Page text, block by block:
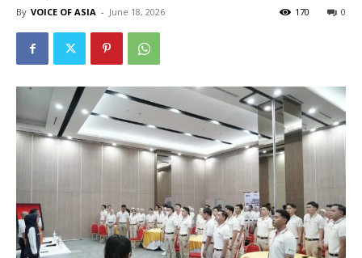
By VOICE OF ASIA - June 18, 2026 0
170